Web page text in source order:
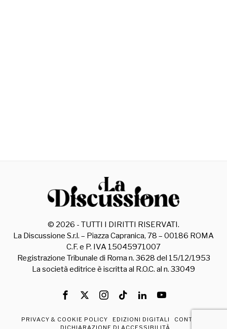
© 2026 - TUTTI I DIRITTI RISERVATI.
La Discussione S.r.l. – Piazza Capranica, 78 – 00186 ROMA
C.F. e P. IVA 15045971007
Registrazione Tribunale di Roma n. 3628 del 15/12/1953
La società editrice è iscritta al R.O.C. al n. 33049
PRIVACY & COOKIE POLICY EDIZIONI DIGITALI
CONTATTI